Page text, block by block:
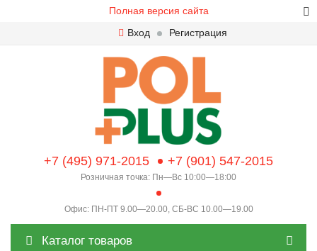
Полная версия сайта
Вход
Регистрация
+7 (495) 971-2015 +7 (901) 547-2015
Розничная точка: Пн—Вс 10:00—18:00
Офис: ПН-ПТ 9.00—20.00, СБ-ВС 10.00—19.00
Каталог товаров